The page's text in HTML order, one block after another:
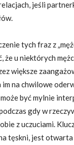
jeśli
tych fraz z
że u niektórych
większe
im na chwilowe
być mylnie
gdy w
z uczuciami.
tęskni, jest otwarta